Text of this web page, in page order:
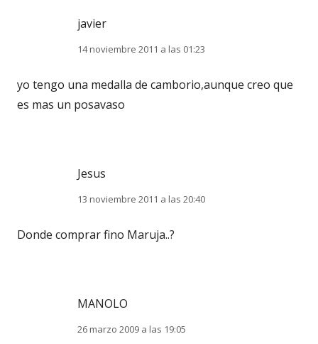
javier
14 noviembre 2011 a las 01:23
yo tengo una medalla de camborio,aunque creo que
es mas un posavaso
Jesus
13 noviembre 2011 a las 20:40
Donde comprar fino Maruja..?
MANOLO
26 marzo 2009 a las 19:05